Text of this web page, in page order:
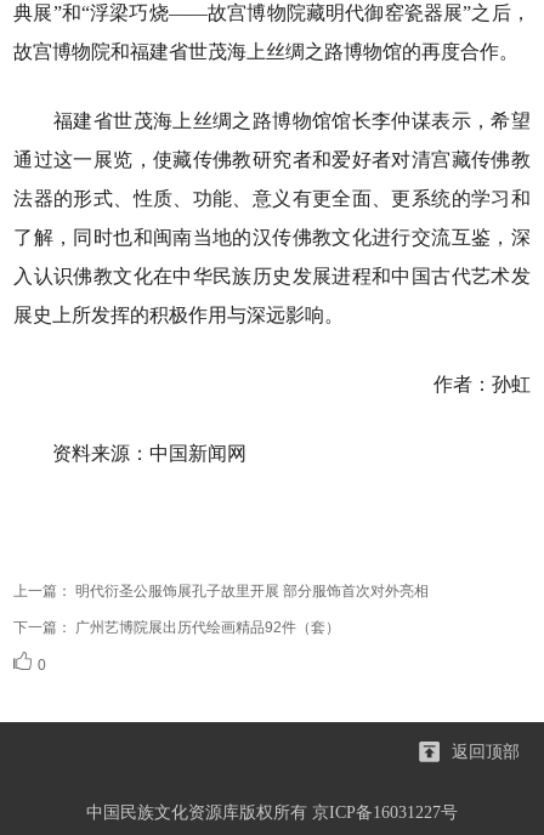
典展”和“浮梁巧烧——故宫博物院藏明代御窑瓷器展”之后，
故宫博物院和福建省世茂海上丝绸之路博物馆的再度合作。
福建省世茂海上丝绸之路博物馆馆长李仲谋表示，希望
通过这一展览，使藏传佛教研究者和爱好者对清宫藏传佛教
法器的形式、性质、功能、意义有更全面、更系统的学习和
了解，同时也和闽南当地的汉传佛教文化进行交流互鉴，深
入认识佛教文化在中华民族历史发展进程和中国古代艺术发
展史上所发挥的积极作用与深远影响。
作者：孙虹
资料来源：中国新闻网
上一篇：明代衍圣公服饰展孔子故里开展 部分服饰首次对外亮相
下一篇： 广州艺博院展出历代绘画精品92件（套）
0
返回顶部
中国民族文化资源库版权所有 京ICP备16031227号